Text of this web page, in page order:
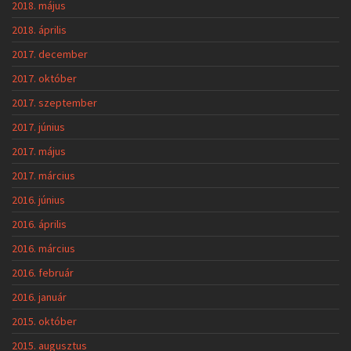
2018. május
2018. április
2017. december
2017. október
2017. szeptember
2017. június
2017. május
2017. március
2016. június
2016. április
2016. március
2016. február
2016. január
2015. október
2015. augusztus